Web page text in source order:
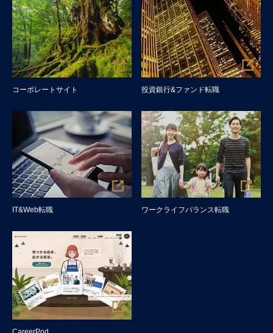
コーポレートサイト 投資銀行&ファンド転職
IT&Web転職 ワークライフバランス転職